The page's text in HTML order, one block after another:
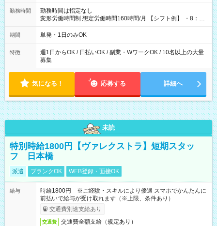
勤務時間
勤務時間は指定なし
変形労働時間制 想定労働時間160時間/月 【シフト例】 ・8：00
～21：00
期間 単発・1日のみOK
特徴
週1日からOK / 日払いOK / 副業・WワークOK / 10名以上の大量
募集
気になる！ 応募する 詳細へ
未読
特別時給1800円【ヴァレクストラ】短期スタッ
フ 日本橋
派遣 ブランクOK WEB登録・面接OK
給与
時給1800円 ※ご経験・スキルにより優遇 スマホでかんたんに
前払いで給与が受け取れます（※上限、条件あり）
交通費別途支給あり
交通費 交通費全額支給（規定あり）